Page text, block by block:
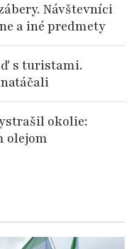
Návštevníci
a iné predmety
s turistami.
okolie:
olejom